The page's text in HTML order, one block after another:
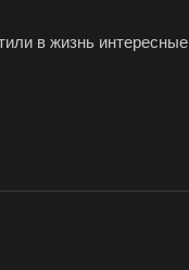
в жизнь интересные